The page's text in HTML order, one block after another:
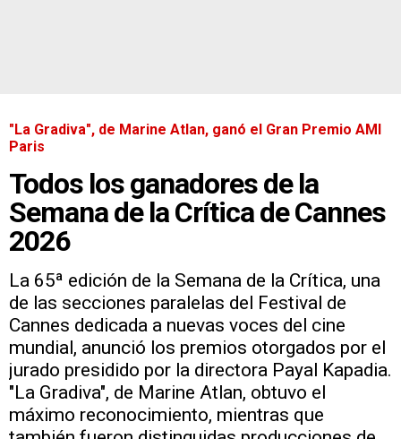
"La Gradiva", de Marine Atlan, ganó el Gran Premio AMI
Paris
Todos los ganadores de la
Semana de la Crítica de Cannes
2026
La 65ª edición de la Semana de la Crítica, una
de las secciones paralelas del Festival de
Cannes dedicada a nuevas voces del cine
mundial, anunció los premios otorgados por el
jurado presidido por la directora Payal Kapadia.
"La Gradiva", de Marine Atlan, obtuvo el
máximo reconocimiento, mientras que